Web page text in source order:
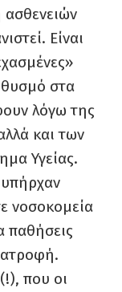
ασθενειών
Είναι
στα
λόγω της
και των
Υγείας.
νοσοκομεία
παθήσεις
που οι